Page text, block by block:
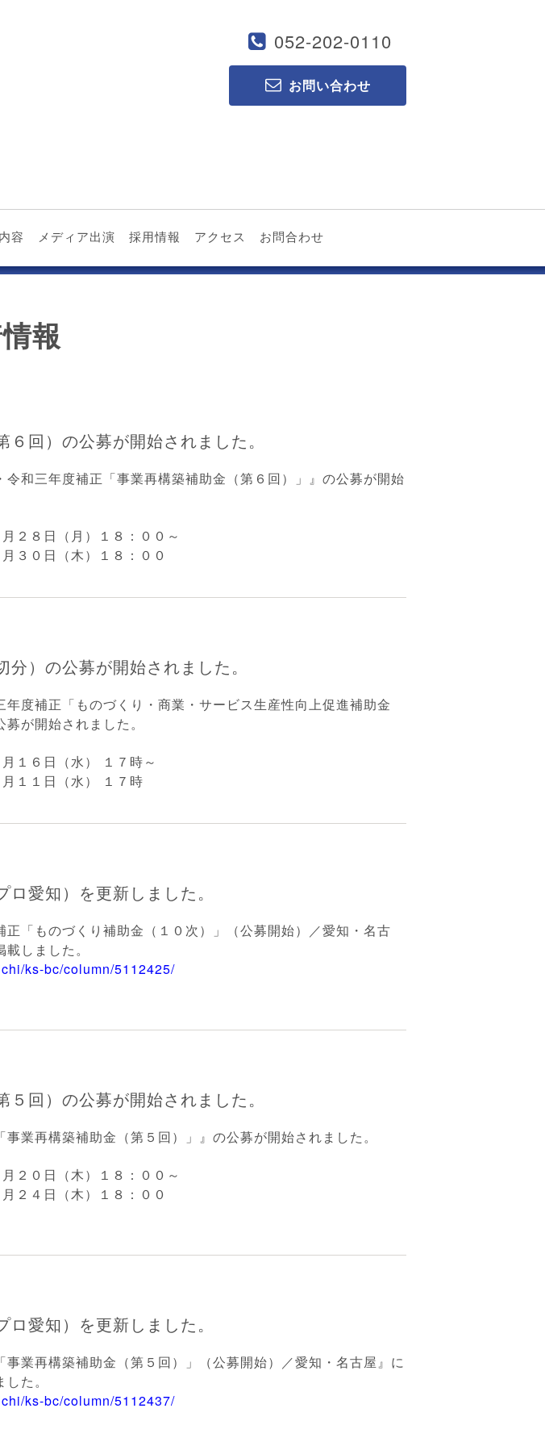
052-202-0110
お問い合わせ
容 メディア出演 採用情報 アクセス お問合わせ
報
回）の公募が開始されました。
令和三年度補正「事業再構築補助金（第６回）
」』の公募が開始
２８日（月）１８：００～
３０日（木）１８：００
分）の公募が開始されました。
年度補正「ものづくり・商業・サービス生産性向上促進補助金
募が開始されました。
１６日（水） １７時～
１１日（水） １７時
愛知）を更新しました。
正「ものづくり補助金（１０次）」（公募開始）／愛知・名古
しました。
ks-bc/column/5112425/
回）の公募が開始されました。
事業再構築補助金（第５回） 」』の公募が開始されました。
２０日（木）１８：００～
２４日（木）１８：００
愛知）を更新しました。
事業再構築補助金（第５回）」（公募開始）／愛知・名古屋』に
た。
ks-bc/column/5112437/